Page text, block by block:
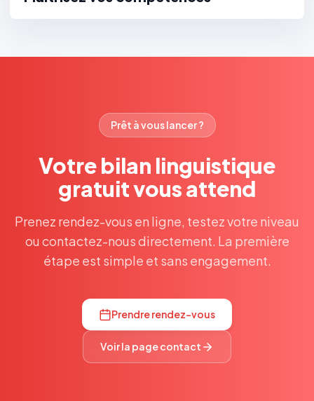
Prêt à vous lancer ?
Votre bilan linguistique
gratuit vous attend
Prenez rendez-vous en ligne, testez votre niveau
ou contactez-nous directement. La première
étape est simple et sans engagement.
Prendre rendez-vous
Voir la page contact